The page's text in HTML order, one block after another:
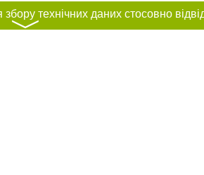
〉